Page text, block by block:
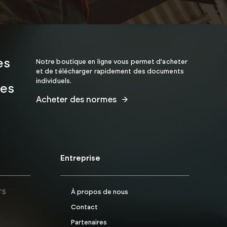
Notre boutique en ligne vous permet d'acheter
et de télécharger rapidement des documents
individuels.
Acheter des normes
Entreprise
À propos de nous
Contact
Partenaires